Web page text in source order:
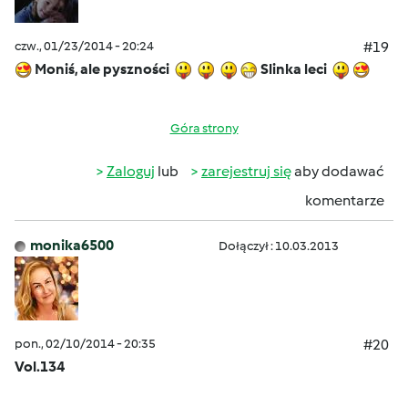
czw., 01/23/2014 - 20:24
#19
Moniś, ale pyszności
Slinka leci
Góra strony
Zaloguj lub zarejestruj sięaby dodawać
komentarze
monika6500 Dołączył : 10.03.2013
pon., 02/10/2014 - 20:35
#20
Vol.134